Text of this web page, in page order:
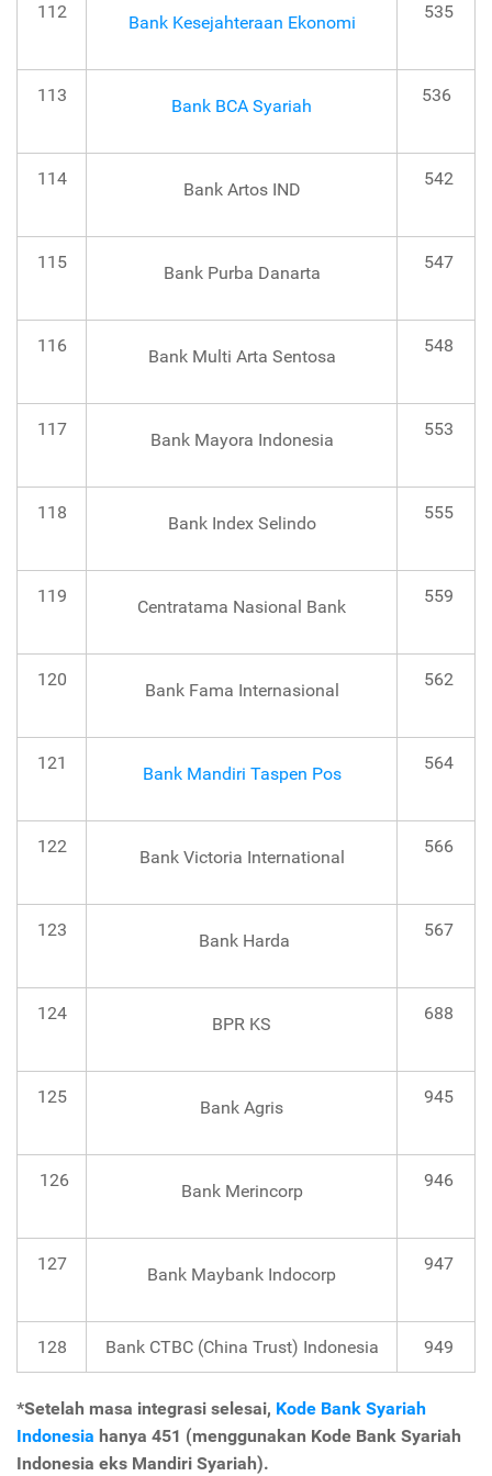
112
Bank Kesejahteraan Ekonomi
535
113
Bank BCA Syariah
536
114
Bank Artos IND
542
115
Bank Purba Danarta
547
116
Bank Multi Arta Sentosa
548
117
Bank Mayora Indonesia
553
118
Bank Index Selindo
555
119
Centratama Nasional Bank
559
120
Bank Fama Internasional
562
121
Bank Mandiri Taspen Pos
564
122
Bank Victoria International
566
123
Bank Harda
567
124
BPR KS
688
125
Bank Agris
945
126
Bank Merincorp
946
127
Bank Maybank Indocorp
947
128 Bank CTBC (China Trust) Indonesia 949
*Setelah masa integrasi selesai, Kode Bank Syariah
Indonesia hanya 451 (menggunakan Kode Bank Syariah
Indonesia eks Mandiri Syariah).